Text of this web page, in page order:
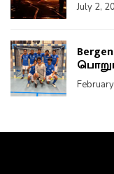
July 2,